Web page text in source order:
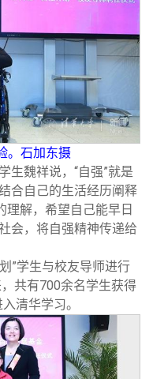
。石加东摄
生魏祥说，“自强”就是
合自己的生活经历阐释
理解，希望自己能早日
会，将自强精神传递给
”学生与校友导师进行
共有700余名学生获得
清华学习。